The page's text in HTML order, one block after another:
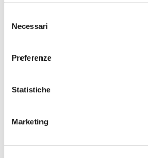
delNecessari
Preferenze
Statistiche
Marketing